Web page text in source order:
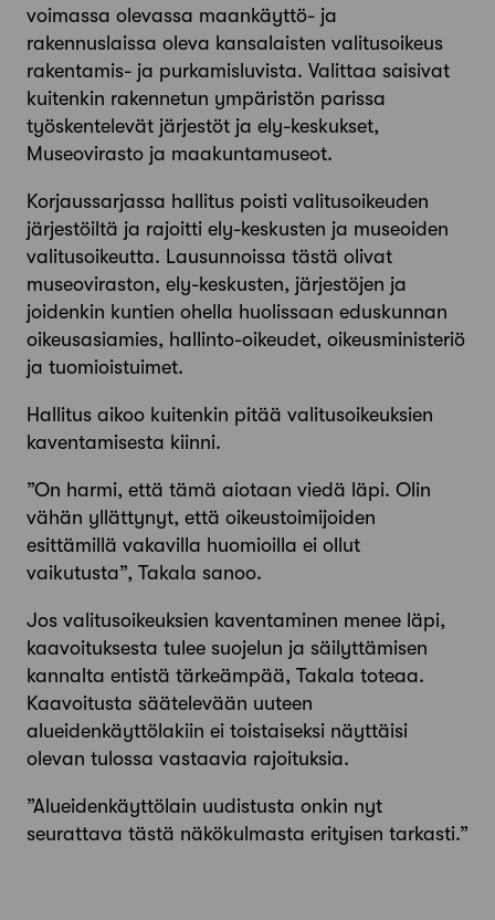
voimassa olevassa maankäyttö- ja
rakennuslaissa oleva kansalaisten valitusoikeus
rakentamis- ja purkamisluvista. Valittaa saisivat
kuitenkin rakennetun ympäristön parissa
työskentelevät järjestöt ja ely-keskukset,
Museovirasto ja maakuntamuseot.
Korjaussarjassa hallitus poisti valitusoikeuden
järjestöiltä ja rajoitti ely-keskusten ja museoiden
valitusoikeutta. Lausunnoissa tästä olivat
museoviraston, ely-keskusten, järjestöjen ja
joidenkin kuntien ohella huolissaan eduskunnan
oikeusasiamies, hallinto-oikeudet, oikeusministeriö
ja tuomioistuimet.
Hallitus aikoo kuitenkin pitää valitus­oikeuksien
kaventamisesta kiinni.
”On harmi, että tämä aiotaan viedä läpi. Olin
vähän yllättynyt, että oikeustoimijoiden
esittämillä vakavilla huomioilla ei ollut
vaikutusta”, Takala sanoo.
Jos valitusoikeuksien kaventaminen menee läpi,
kaavoituksesta tulee suojelun ja säilyttämisen
kannalta entistä tärkeämpää, Takala toteaa.
Kaavoitusta säätelevään uuteen
alueidenkäyttölakiin ei toistaiseksi näyttäisi
olevan tulossa vastaavia rajoituksia.
”Alueidenkäyttölain uudistusta onkin nyt
seurattava tästä näkökulmasta erityisen tarkasti.”